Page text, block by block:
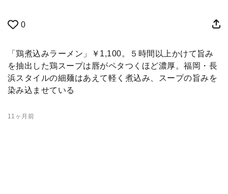
0
「鶏煮込みラーメン」￥1,100。５時間以上かけて旨み
を抽出した鶏スープは唇がペタつくほど濃厚。福岡・長
浜スタイルの細麺はあえて軽く煮込み、スープの旨みを
染み込ませている
11ヶ月前